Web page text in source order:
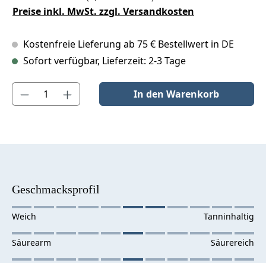
Preise inkl. MwSt. zzgl. Versandkosten
Kostenfreie Lieferung ab 75 € Bestellwert in DE
Sofort verfügbar, Lieferzeit: 2-3 Tage
Produkt Anzahl: Gib den gewünschten Wert ein oder benutze
In den Warenkorb
Geschmacksprofil